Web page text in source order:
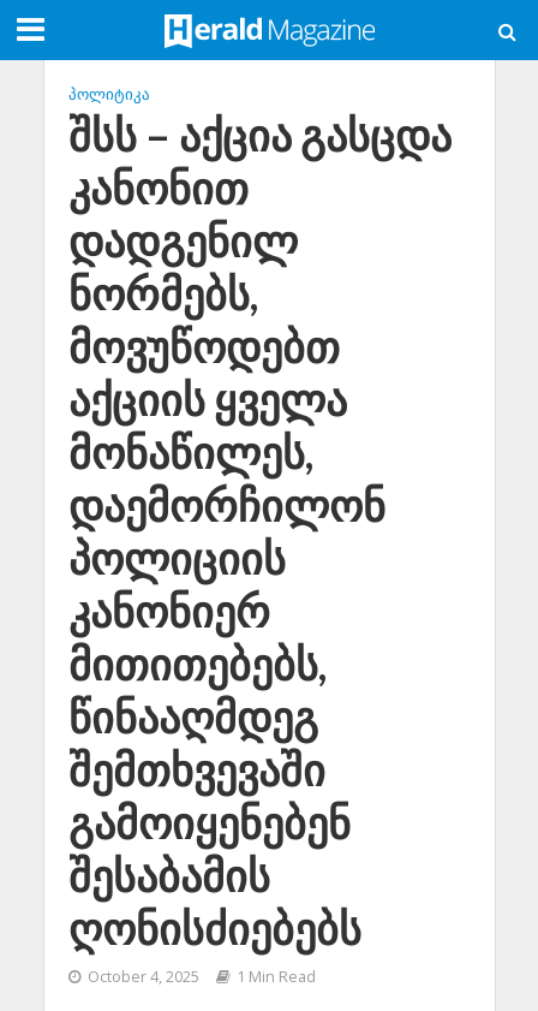
ᲞᲝᲚᲘᲢᲘᲙᲐ
შსს – აქცია გასცდა
კანონით
დადგენილ
ნორმებს,
მოვუწოდებთ
აქციის ყველა
მონაწილეს,
დაემორჩილონ
პოლიციის
კანონიერ
მითითებებს,
წინააღმდეგ
შემთხვევაში
გამოიყენებენ
შესაბამის
ღონისძიებებს
October 4, 2025 1 Min Read